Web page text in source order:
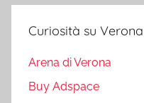
Curiosità su Verona
Arena di Verona
Buy Adspace